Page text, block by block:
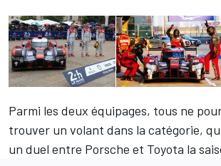
Parmi les deux équipages, tous ne
trouver un volant dans la catégorie,
un duel entre Porsche et Toyota la